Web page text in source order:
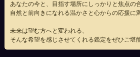
あなたの今と、目指す場所にしっかりと焦点の
自然と前向きになれる温かさと心からの応援に
未来は望む方へと変われる、
そんな希望を感じさせてくれる鑑定をぜひご堪